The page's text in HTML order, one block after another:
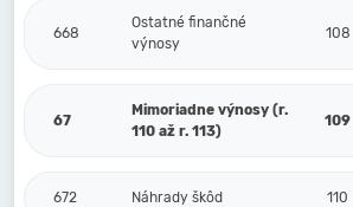
668
Ostatné finančné
výnosy
108
67
Mimoriadne výnosy (r.
110 až r. 113)
109
672 Náhrady škôd 110